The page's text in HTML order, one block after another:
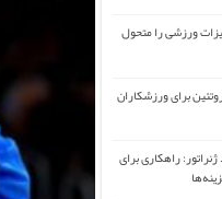
ورزشی را متحول
برای ورزشکاران
راهکاری برای